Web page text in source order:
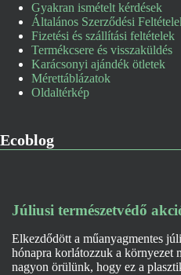
Gyakran ismételt kérdések
Általános Szerződési
Fizetési és szállítási feltételek
Termékcsere és visszaküldés
Karácsonyi ajándék ötletek
Mérettáblázatok
Oldaltérkép
Ecoblog
Júliusi természetvédő
Elkezdődött a műanyagmentes
hónapra korlátozzuk a környezet
nagyon örülünk, hogy ez a